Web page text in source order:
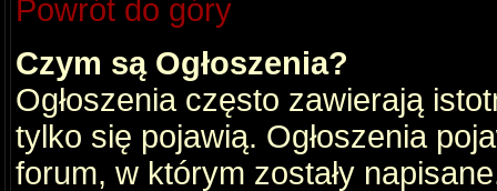
Powrót do góry
Czym są Ogłoszenia?
Ogłoszenia często zawierają
tylko się pojawią. Ogłoszenia
forum, w którym zostały